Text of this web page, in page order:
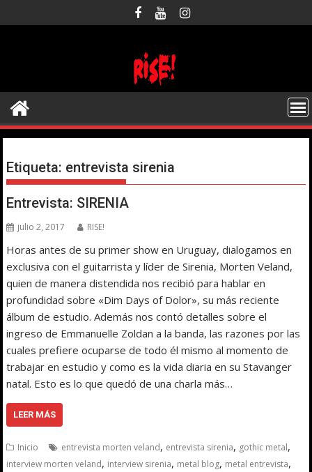
al
Etiqueta: entrevista sirenia
Entrevista: SIRENIA
julio 2, 2017 RISE!
Horas antes de su primer show en Uruguay, dialogamos en
exclusiva con el guitarrista y líder de Sirenia, Morten Veland,
quien de manera distendida nos recibió para hablar en
profundidad sobre «Dim Days of Dolor», su más reciente
álbum de estudio. Además nos contó detalles sobre el
ingreso de Emmanuelle Zoldan a la banda, las razones por las
cuales prefiere ocuparse de todo él mismo al momento de
trabajar en estudio y como es la vida diaria en su Stavanger
natal. Esto es lo que quedó de una charla más…
LEER MÁS
Inicio entrevista morten veland, entrevista sirenia, gothic metal,
interview morten veland, interview sirenia, metal blog, metal entrevista,